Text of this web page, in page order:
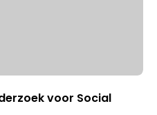
voor Social